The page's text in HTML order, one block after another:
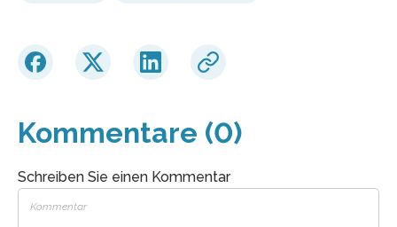
Kommentare (0)
Schreiben Sie einen Kommentar